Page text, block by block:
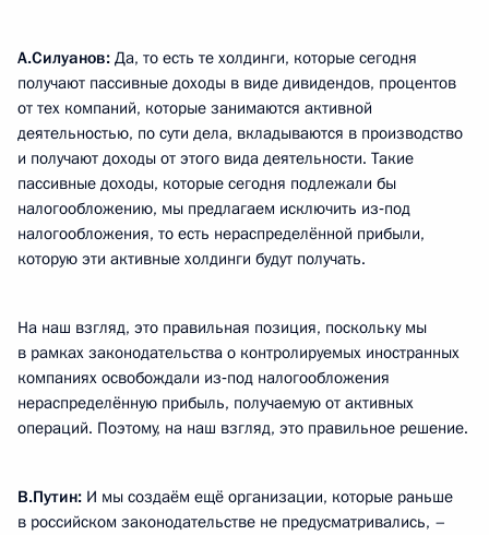
А.Силуанов: Да, то есть те холдинги, которые сегодня
получают пассивные доходы в виде дивидендов, процентов
от тех компаний, которые занимаются активной
деятельностью, по сути дела, вкладываются в производство
и получают доходы от этого вида деятельности. Такие
пассивные доходы, которые сегодня подлежали бы
налогообложению, мы предлагаем исключить из‑под
налогообложения, то есть нераспределённой прибыли,
которую эти активные холдинги будут получать.
На наш взгляд, это правильная позиция, поскольку мы
в рамках законодательства о контролируемых иностранных
компаниях освобождали из‑под налогообложения
нераспределённую прибыль, получаемую от активных
операций. Поэтому, на наш взгляд, это правильное решение.
В.Путин: И мы создаём ещё организации, которые раньше
в российском законодательстве не предусматривались, –